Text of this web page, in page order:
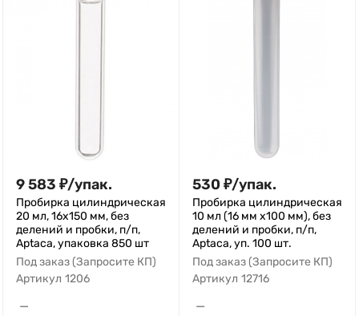
9 583 ₽/упак.
Пробирка цилиндрическая
20 мл, 16х150 мм, без
делений и пробки, п/п,
Aptaca, упаковка 850 шт
Под заказ (Запросите КП)
Артикул 1206
—
530 ₽/упак.
Пробирка цилиндрическая
10 мл (16 мм х100 мм), без
делений и пробки, п/п,
Aptaca, уп. 100 шт.
Под заказ (Запросите КП)
Артикул 12716
—